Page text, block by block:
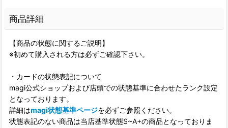
商品詳細
【商品の状態に関するご説明】
※初めて購入される方は必ずご確認下さい。
・カードの状態表記について
magi公式ショップおよび店頭での状態基準に合わせたランク設定
となっております。
詳細はmagi状態基準ページを必ずご参照ください。
状態表記のない商品は当店基準状態S~A+の商品となっておりま